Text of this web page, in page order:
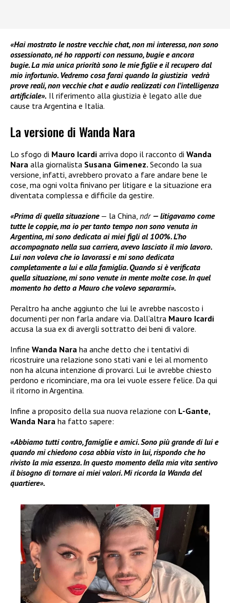
«Hai mostrato le nostre vecchie chat, non mi interessa, non sono
ossessionato, né ho rapporti con nessuno, bugie e ancora
bugie. La mia unica priorità sono le mie figlie e il recupero dal
mio infortunio. Vedremo cosa farai quando la giustizia vedrà
prove reali, non vecchie chat e audio realizzati con l’intelligenza
artificiale». Il riferimento alla giustizia è legato alle due
cause tra Argentina e Italia.
La versione di Wanda Nara
Lo sfogo di Mauro Icardi arriva dopo il racconto di Wanda
Nara alla giornalista Susana Gimenez. Secondo la sua
versione, infatti, avrebbero provato a fare andare bene le
cose, ma ogni volta finivano per litigare e la situazione era
diventata complessa e difficile da gestire.
«Prima di quella situazione— la China, ndr — litigavamo come
tutte le coppie, ma io per tanto tempo non sono venuta in
Argentina, mi sono dedicata ai miei figli al 100%. L’ho
accompagnato nella sua carriera, avevo lasciato il mio lavoro.
Lui non voleva che io lavorassi e mi sono dedicata
completamente a lui e alla famiglia. Quando si è verificata
quella situazione, mi sono venute in mente molte cose. In quel
momento ho detto a Mauro che volevo separarmi».
Peraltro ha anche aggiunto che lui le avrebbe nascosto i
documenti per non farla andare via. Dall’altra Mauro Icardi
accusa la sua ex di avergli sottratto dei beni di valore.
Infine Wanda Nara ha anche detto che i tentativi di
ricostruire una relazione sono stati vani e lei al momento
non ha alcuna intenzione di provarci. Lui le avrebbe chiesto
perdono e ricominciare, ma ora lei vuole essere felice. Da qui
il ritorno in Argentina.
Infine a proposito della sua nuova relazione con L-Gante,
Wanda Nara ha fatto sapere:
«Abbiamo tutti contro, famiglie e amici. Sono più grande di lui e
quando mi chiedono cosa abbia visto in lui, rispondo che ho
rivisto la mia essenza. In questo momento della mia vita sentivo
il bisogno di tornare ai miei valori. Mi ricorda la Wanda del
quartiere».